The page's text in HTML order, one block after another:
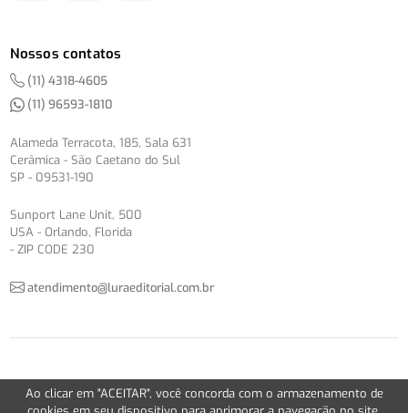
Nossos contatos
(11) 4318-4605
(11) 96593-1810
Alameda Terracota, 185, Sala 631
Cerâmica - São Caetano do Sul
SP - 09531-190
Sunport Lane Unit, 500
USA - Orlando, Florida
- ZIP CODE 230
atendimento@luraeditorial.com.br
© Copyright 2012-2026 -Política de Privacidade
Version 2.5.1
Ao clicar em "ACEITAR", você concorda com o armazenamento de